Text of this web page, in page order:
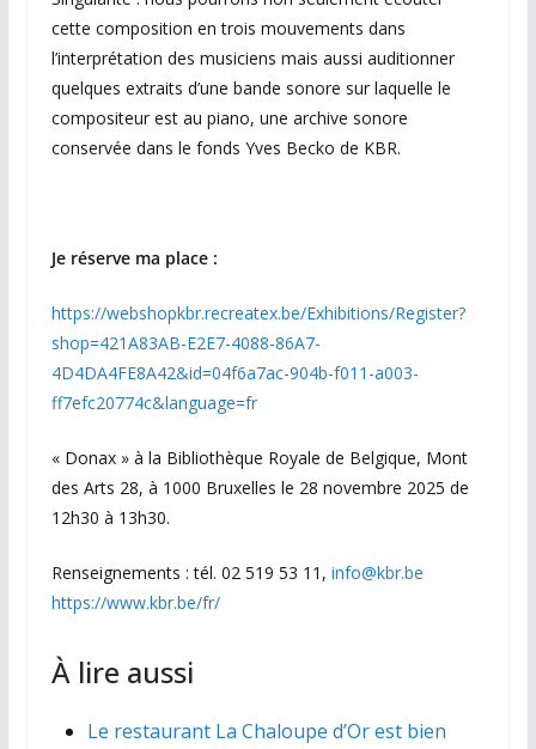
cette composition en trois mouvements dans
l’interprétation des musiciens mais aussi auditionner
quelques extraits d’une bande sonore sur laquelle le
compositeur est au piano, une archive sonore
conservée dans le fonds Yves Becko de KBR.
Je réserve ma place :
https://webshopkbr.recreatex.be/Exhibitions/Register?
shop=421A83AB-E2E7-4088-86A7-
4D4DA4FE8A42&id=04f6a7ac-904b-f011-a003-
ff7efc20774c&language=fr
« Donax » à la Bibliothèque Royale de Belgique, Mont
des Arts 28, à 1000 Bruxelles le 28 novembre 2025 de
12h30 à 13h30.
Renseignements : tél. 02 519 53 11, info@kbr.be
https://www.kbr.be/fr/
À lire aussi
Le restaurant La Chaloupe d’Or est bien